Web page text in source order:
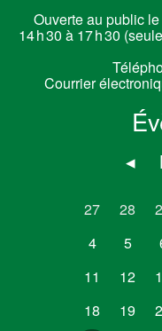
Ouverte au public
14 h 30 à 17 h 30
Courrier
◂
27 28
4
5
11
12
18
19